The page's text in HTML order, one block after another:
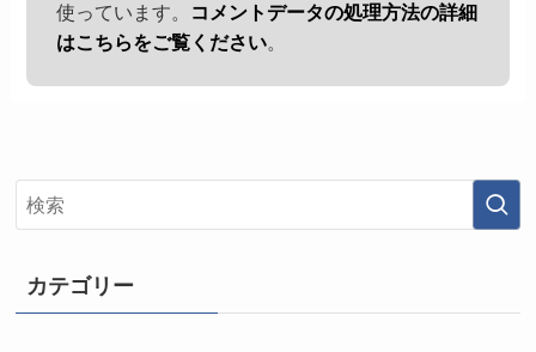
使っています。
コメントデータの処理方法の詳細
はこちらをご覧ください。
カテゴリー